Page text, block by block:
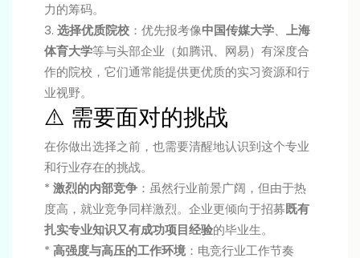
力的筹码。
3. 选择优质院校 ：优先报考像中国传媒大学、 上海
体育大学等与头部企业（如腾讯、网易）有深度合
作的院校，它们通常能提供更优质的实习资源和行
业视野。
⚠️ 需要面对的挑战
在你做出选择之前，也需要清醒地认识到这个专业
和行业存在的挑战。
* 激烈的内部竞争 ：虽然行业前景广阔，但由于热
度高，就业竞争同样激烈。企业更倾向于招募既有
扎实专业知识又有成功项目经验的毕业生。
* 高强度与高压的工作环境 ：电竞行业工作节奏